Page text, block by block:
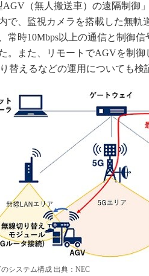
（無人搬送車）の遠隔制御
で、監視カメラを搭載した無軌
常時10Mbps以上の通信と制御
。また、リモートでAGVを制御
替えるなどの運用についても検
システム構成 出典：NEC